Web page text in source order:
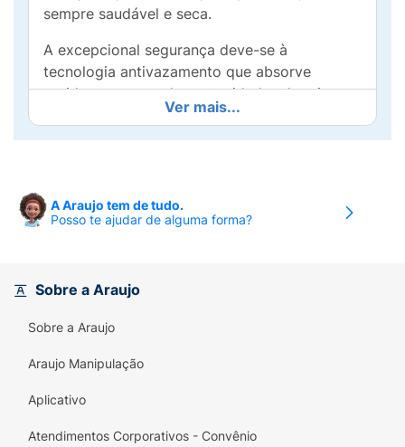
sempre saudável e seca.
A excepcional segurança deve-se à
tecnologia antivazamento que absorve
rapidamente grandes quantidades de urina
mantendo-a longe da pele de forma que,
mesmo sentado ou deitado durante muito
risco de infecções cutâneas.
os dias.
Ver mais...
A Araujo tem de tudo.
Posso te ajudar de alguma forma?
Sobre a Araujo
Sobre a Araujo
Araujo Manipulação
Aplicativo
Atendimentos Corporativos - Convênio